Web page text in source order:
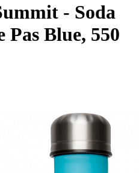
- Soda
Blue, 550